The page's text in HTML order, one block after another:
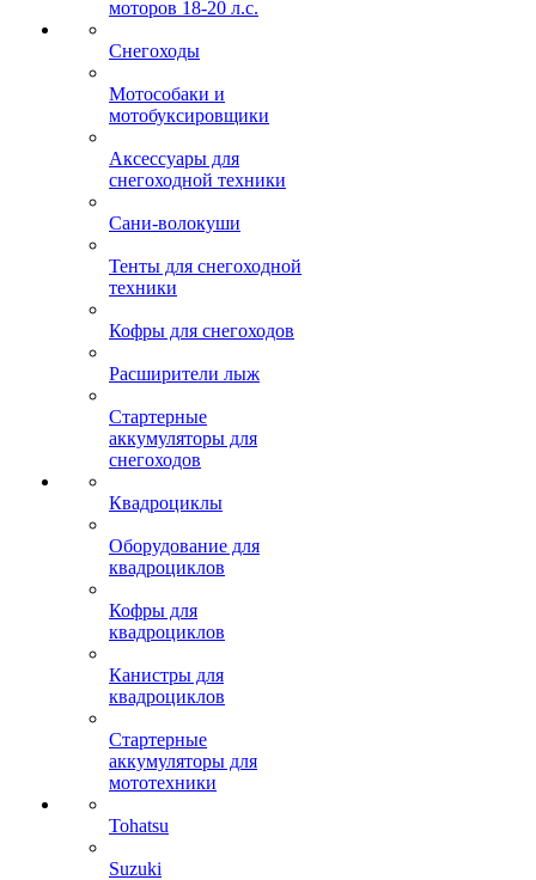
моторов 18-20 л.с.
Снегоходы
Мотособаки и
мотобуксировщики
Аксессуары для
снегоходной техники
Сани-волокуши
Тенты для снегоходной
техники
Кофры для снегоходов
Расширители лыж
Стартерные
аккумуляторы для
снегоходов
Квадроциклы
Оборудование для
квадроциклов
Кофры для
квадроциклов
Канистры для
квадроциклов
Стартерные
аккумуляторы для
мототехники
Tohatsu
Suzuki